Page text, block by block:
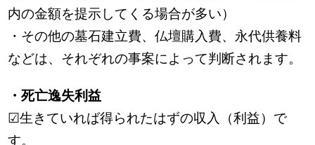
内の金額を提示してくる場合が多い）
・その他の墓石建立費、仏壇購入費、永代供養料
などは、それぞれの事案によって判断されます。
・死亡逸失利益
☑生きていれば得られたはずの収入（利益）で
す。